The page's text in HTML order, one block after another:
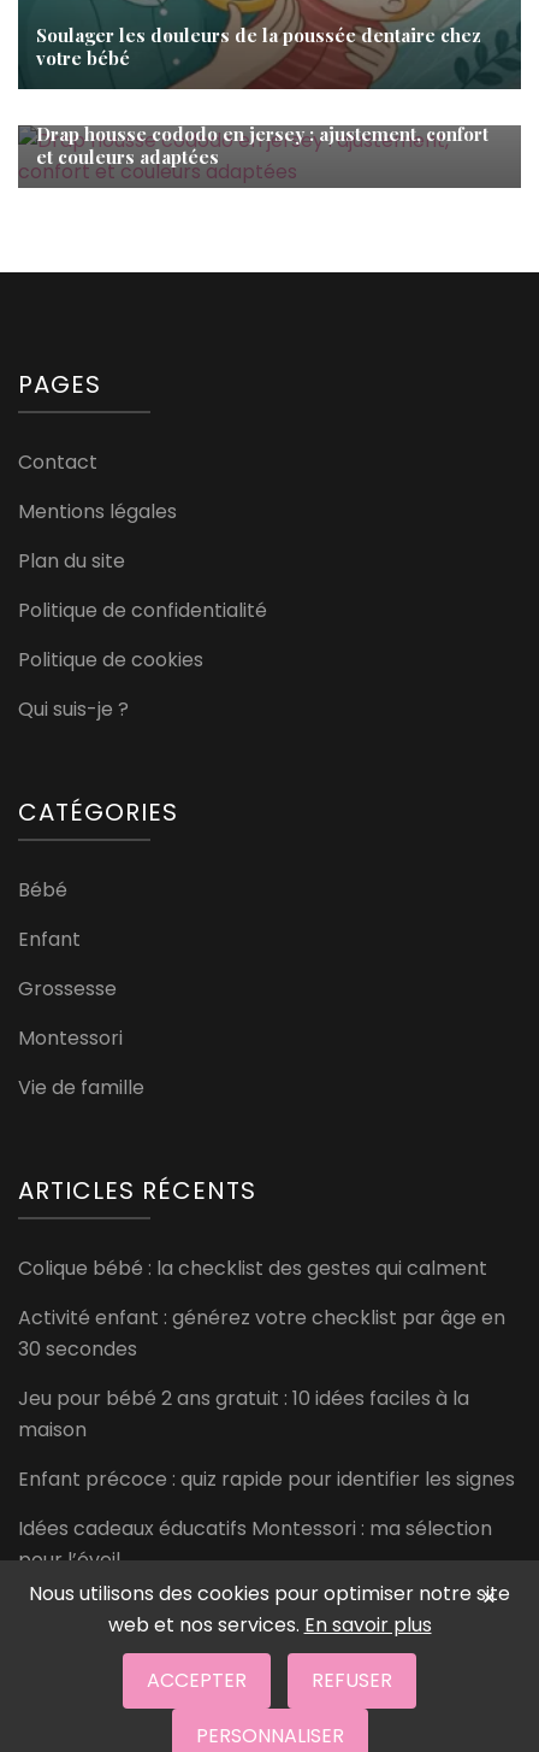
Soulager les douleurs de la poussée dentaire chez
votre bébé
Bébé
Drap housse cododo en jersey : ajustement, confort
et couleurs adaptées
PAGES
Contact
Mentions légales
Plan du site
Politique de confidentialité
Politique de cookies
Qui suis-je ?
CATÉGORIES
Bébé
Enfant
Grossesse
Montessori
Vie de famille
ARTICLES RÉCENTS
Colique bébé : la checklist des gestes qui calment
Activité enfant : générez votre checklist par âge en
30 secondes
Jeu pour bébé 2 ans gratuit : 10 idées faciles à la
maison
Enfant précoce : quiz rapide pour identifier les signes
Idées cadeaux éducatifs Montessori : ma sélection
pour l’éveil
© 2026Trucs de ma Maman
×
Nous utilisons des cookies pour optimiser notre site
web et nos services. En savoir plus
ACCEPTER
REFUSER
PERSONNALISER